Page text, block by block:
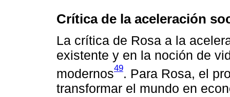
Crítica de la aceleración
La crítica de Rosa a la
existente y en la noción de
modernos49. Para Rosa, el
transformar el mundo en